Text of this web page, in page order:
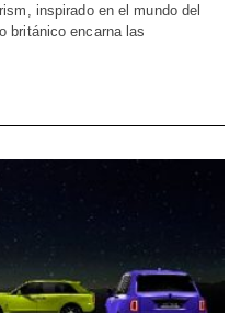
inspirado en el mundo del
británico encarna las